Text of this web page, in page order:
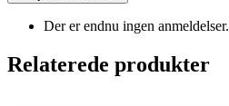
Der er endnu ingen anmeldelser.
Relaterede produkter